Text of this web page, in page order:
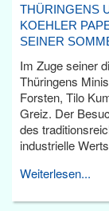
THÜRINGENS
KOEHLER
SEINER
Im Zuge seiner
Thüringens
Forsten, Tilo
Greiz. Der
des
industrielle
Weiterlesen...